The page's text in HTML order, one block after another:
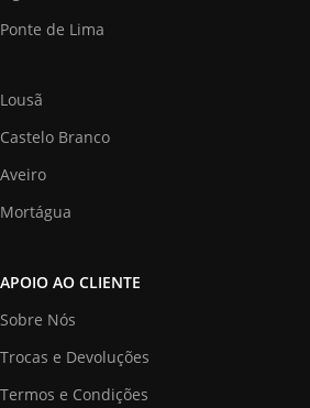
Ponte de Lima
Lousã
Castelo Branco
Aveiro
Mortágua
APOIO AO CLIENTE
Sobre Nós
Trocas e Devoluções
Termos e Condições